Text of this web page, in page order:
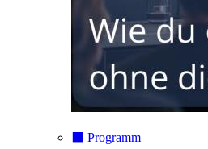
⬛️ Programm